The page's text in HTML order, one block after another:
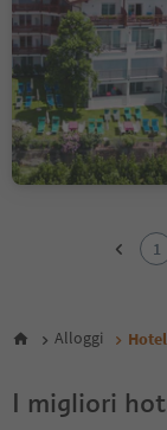
6
1
Alloggi
I migliori